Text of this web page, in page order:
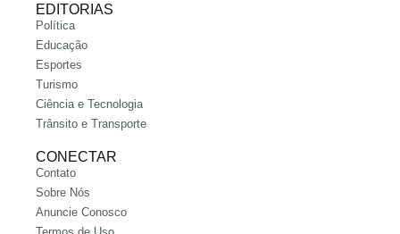
EDITORIAS
Política
Educação
Esportes
Turismo
Ciência e Tecnologia
Trânsito e Transporte
CONECTAR
Contato
Sobre Nós
Anuncie Conosco